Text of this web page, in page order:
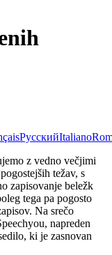
РусскийItaliano
z vedno večjimi
težav, s
zapisovanje beležk
tega pa pogosto
Na srečo
napreden
ki je zasnovan